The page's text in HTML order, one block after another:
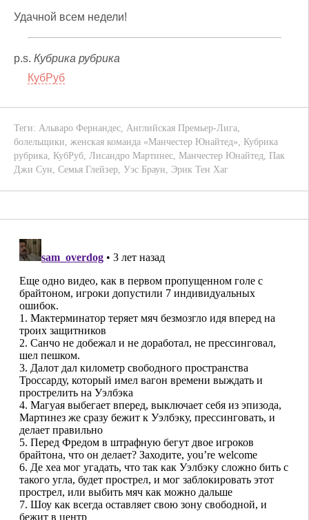
Удачной всем недели!
p.s. Кубрика рубрика
КубРуб
Теги: Альваро Фернандес, Английская Премьер-Лига,
болельщики, женская команда «Манчестер Юнайтед», Кубрика
рубрика, КубРуб, Лисандро Мартинес, Манчестер Юнайтед, Пак
Джи Сун, Семья Глейзер, Уэс Браун, Эрик Тен Хаг